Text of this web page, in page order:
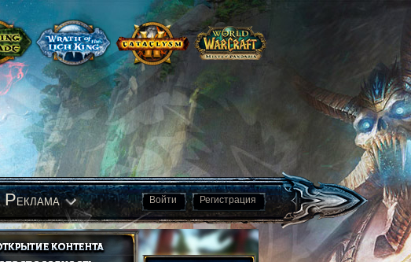
Войти Регистрация
Реклама